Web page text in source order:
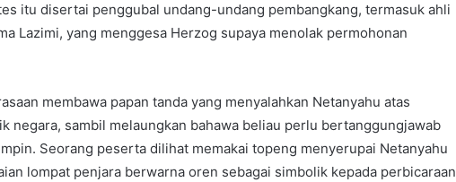
itu disertai penggubal undang-undang pembangkang, termasuk ahli
Lazimi, yang menggesa Herzog supaya menolak permohonan
membawa papan tanda yang menyalahkan Netanyahu atas
negara, sambil melaungkan bahawa beliau perlu bertanggungjawab
Seorang peserta dilihat memakai topeng menyerupai Netanyahu
lompat penjara berwarna oren sebagai simbolik kepada perbicaraan